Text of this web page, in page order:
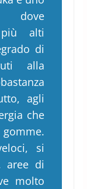
alti
di
alla
agli
che
si
aree di
molto